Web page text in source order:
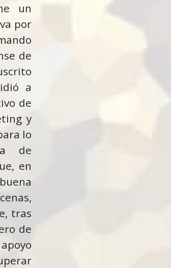
un
por
de
a
de
y
lo
de
en
tras
de